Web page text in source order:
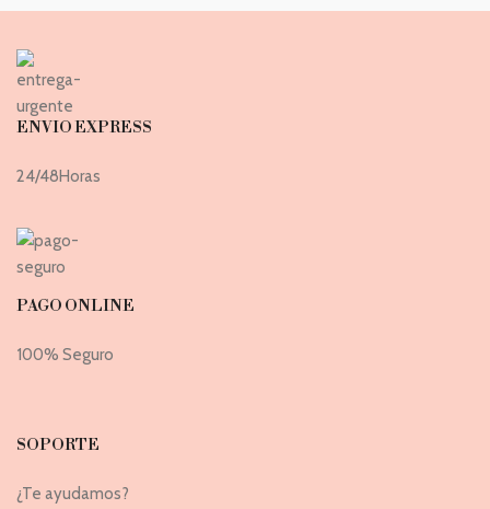
ENVIO EXPRESS
24/48Horas
PAGO ONLINE
100% Seguro
SOPORTE
¿Te ayudamos?